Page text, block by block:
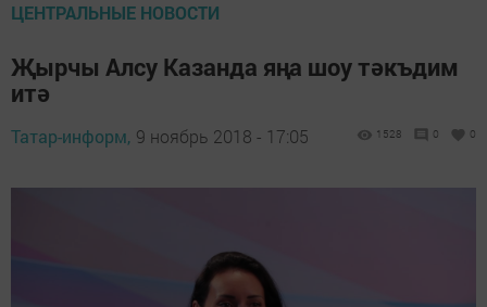
ЦЕНТРАЛЬНЫЕ НОВОСТИ
Җырчы Алсу Казанда яңа шоу тәкъдим
итә
Татар-информ, 9 ноябрь 2018 - 17:05 1528 0 0